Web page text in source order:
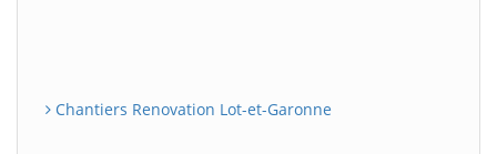
Chantiers Renovation Lot-et-Garonne